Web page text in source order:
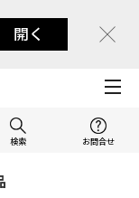
開く
検索 お問合せ